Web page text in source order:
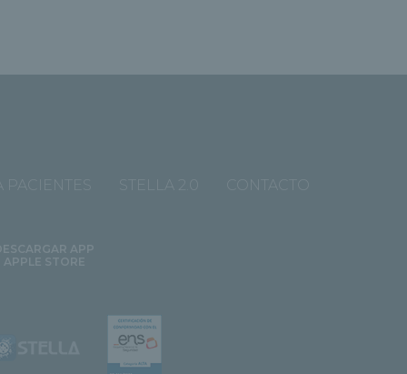
PACIENTES STELLA 2.0 CONTACTO
APP
APPLE STORE